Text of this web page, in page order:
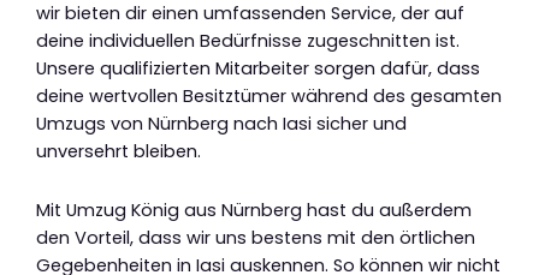
wir bieten dir einen umfassenden Service, der auf
deine individuellen Bedürfnisse zugeschnitten ist.
Unsere qualifizierten Mitarbeiter sorgen dafür, dass
deine wertvollen Besitztümer während des gesamten
Umzugs von Nürnberg nach Iasi sicher und
unversehrt bleiben.
Mit Umzug König aus Nürnberg hast du außerdem
den Vorteil, dass wir uns bestens mit den örtlichen
Gegebenheiten in Iasi auskennen. So können wir nicht